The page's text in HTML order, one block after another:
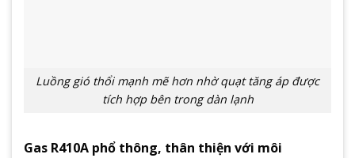
Luồng gió thổi mạnh mẽ hơn nhờ quạt tăng áp được
tích hợp bên trong dàn lạnh
Gas R410A phổ thông, thân thiện với môi